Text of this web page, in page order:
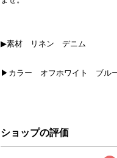
▶素材 リネン デニム
▶カラー オフホワイト ブル
ショップの評価